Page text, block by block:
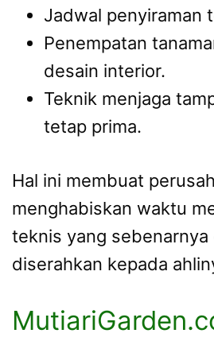
Jadwal penyiraman
Penempatan
desain interior.
Teknik menjaga
tetap prima.
Hal ini membuat
menghabiskan waktu
teknis yang sebenarnya
diserahkan kepada